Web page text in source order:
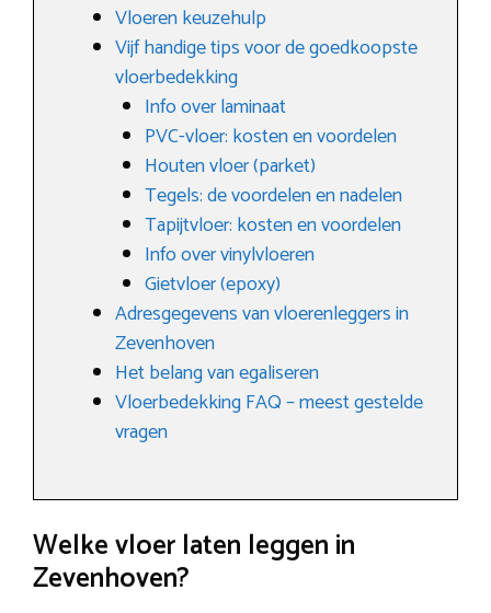
Vloeren keuzehulp
Vijf handige tips voor de goedkoopste
vloerbedekking
Info over laminaat
PVC-vloer: kosten en voordelen
Houten vloer (parket)
Tegels: de voordelen en nadelen
Tapijtvloer: kosten en voordelen
Info over vinylvloeren
Gietvloer (epoxy)
Adresgegevens van vloerenleggers in
Zevenhoven
Het belang van egaliseren
Vloerbedekking FAQ – meest gestelde
vragen
Welke vloer laten leggen in
Zevenhoven?